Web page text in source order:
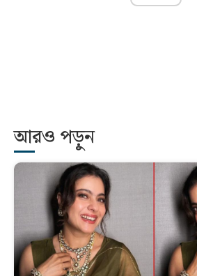
আরও পড়ুন